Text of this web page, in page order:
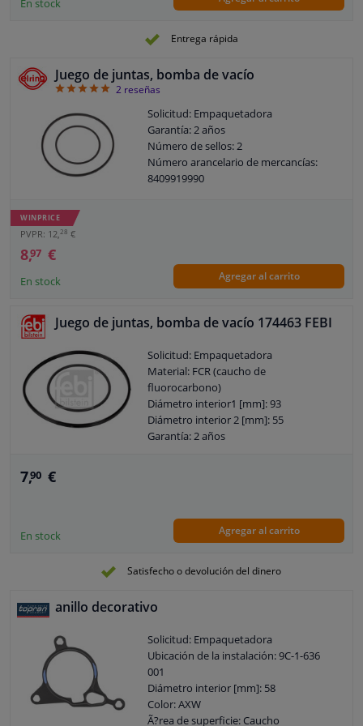
En stock
Entrega rápida
Juego de juntas, bomba de vacío
52 reseñas
Solicitud: Empaquetadora
Garantía: 2 años
Número de sellos: 2
Número arancelario de mercancías:
8409919990
WINPRICE
PVPR: 12,28 €
8,97 €
En stock Agregar al carrito
Juego de juntas, bomba de vacío 174463 FEBI
Solicitud: Empaquetadora
Material: FCR (caucho de
fluorocarbono)
Diámetro interior1 [mm]: 93
Diámetro interior 2 [mm]: 55
Garantía: 2 años
7,90 €
En stock Agregar al carrito
Satisfecho o devolución del dinero
anillo decorativo
Solicitud: Empaquetadora
Ubicación de la instalación: 9C-1-636
001
Diámetro interior [mm]: 58
Color: AXW
Ã?rea de superficie: Caucho